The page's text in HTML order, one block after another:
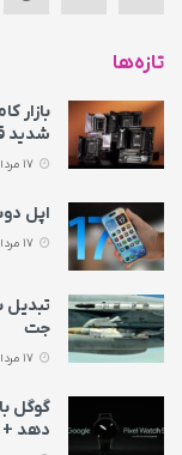
تازه‌ها
بازار
شدید
اپل
جت
دهد +